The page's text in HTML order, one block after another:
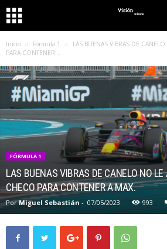
Inicio Fórmula 1
LAS BUENAS VIBRAS DE
PARA CONTENER...
FÓRMULA 1
LAS BUENAS VIBRAS DE CANELO NO
CHECO PARA CONTENER A MAX.
Por Miguel Sebastián - 07/05/2023 993